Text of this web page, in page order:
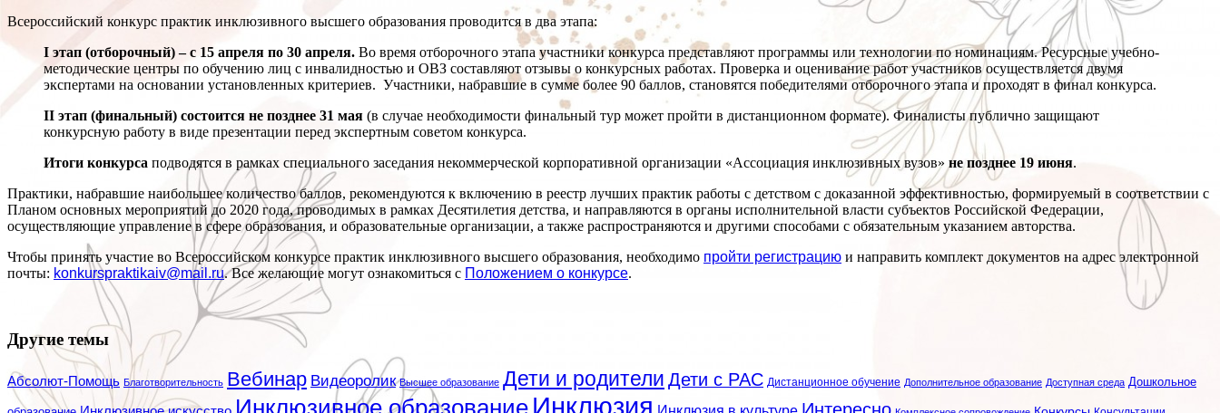
Всероссийский конкурс практик инклюзивного высшего образования проводится в два этапа:
I этап (отборочный) – с 15 апреля по 30 апреля. Во время отборочного этапа участники конкурса представляют программы или технологии по номинациям. Ресурсные учебно-
методические центры по обучению лиц с инвалидностью и ОВЗ составляют отзывы о конкурсных работах. Проверка и оценивание работ участников осуществляется двумя
экспертами на основании установленных критериев. Участники, набравшие в сумме более 90 баллов, становятся победителями отборочного этапа и проходят в финал конкурса.
II этап (финальный) состоится не позднее 31 мая (в случае необходимости финальный тур может пройти в дистанционном формате). Финалисты публично защищают
конкурсную работу в виде презентации перед экспертным советом конкурса.
Итоги конкурса подводятся в рамках специального заседания некоммерческой корпоративной организации «Ассоциация инклюзивных вузов» не позднее 19 июня.
Практики, набравшие наибольшее количество баллов, рекомендуются к включению в реестр лучших практик работы с детством с доказанной эффективностью, формируемый в соответствии с
Планом основных мероприятий до 2020 года, проводимых в рамках Десятилетия детства, и направляются в органы исполнительной власти субъектов Российской Федерации,
осуществляющие управление в сфере образования, и образовательные организации, а также распространяются и другими способами с обязательным указанием авторства.
Чтобы принять участие во Всероссийском конкурсе практик инклюзивного высшего образования, необходимо пройти регистрацию и направить комплект документов на адрес электронной
почты: konkurspraktikaiv@mail.ru. Все желающие могут ознакомиться с Положением о конкурсе.
Другие темы
Абсолют-Помощь Благотворительность Вебинар Видеоролик Высшее образование Дети и родители Дети с РАС Дистанционное обучение Дополнительное образование Доступная среда Дошкольное
Инклюзивное образование Инклюзия